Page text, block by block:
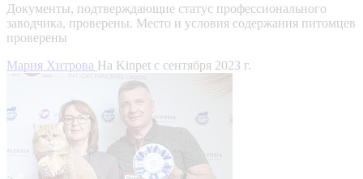
Документы, подтверждающие статус профессионального
заводчика, проверены. Место и условия содержания питомцев
проверены
Мария Хитрова На Kinpet c сентября 2023 г.